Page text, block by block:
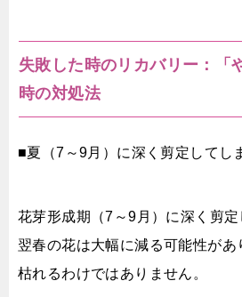
失敗した時のリカバリー：「
時の対処法
■夏（7～9月）に深く剪定してし
花芽形成期（7～9月）に深く剪定
翌春の花は大幅に減る可能性が
枯れるわけではありません。